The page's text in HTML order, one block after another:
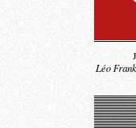
Léo